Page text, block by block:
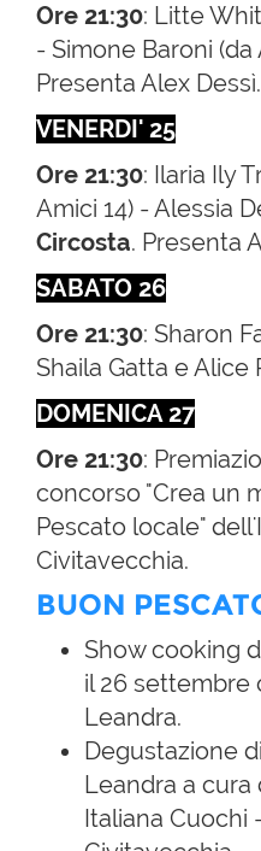
Ore 21:30: Litte
- Simone Baroni (da
Presenta Alex Dessì.
VENERDI' 25
Ore 21:30: Ilaria Ily
Amici 14) - Alessia
Circosta. Presenta
SABATO 26
Ore 21:30: Sharon
Shaila Gatta e Alice
DOMENICA 27
Ore 21:30:
concorso "Crea un
Pescato locale"
Civitavecchia.
BUON
Show cooking
il 26 settembre
Leandra.
Degustazione
Leandra a
Italiana Cuochi